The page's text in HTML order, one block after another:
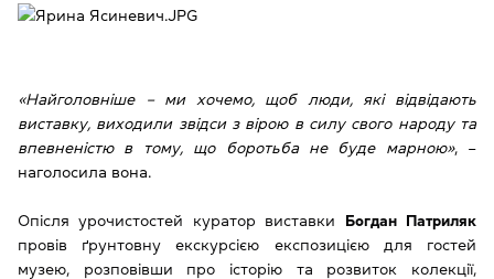
«Найголовніше – ми хочемо, щоб люди, які відвідають
виставку, виходили звідси з вірою в силу свого народу та
впевненістю в тому, що боротьба не буде марною», –
наголосила вона.
Опісля урочистостей куратор виставки Богдан Патриляк
провів ґрунтовну екскурсією експозицією для гостей
музею, розповівши про історію та розвиток колекції,